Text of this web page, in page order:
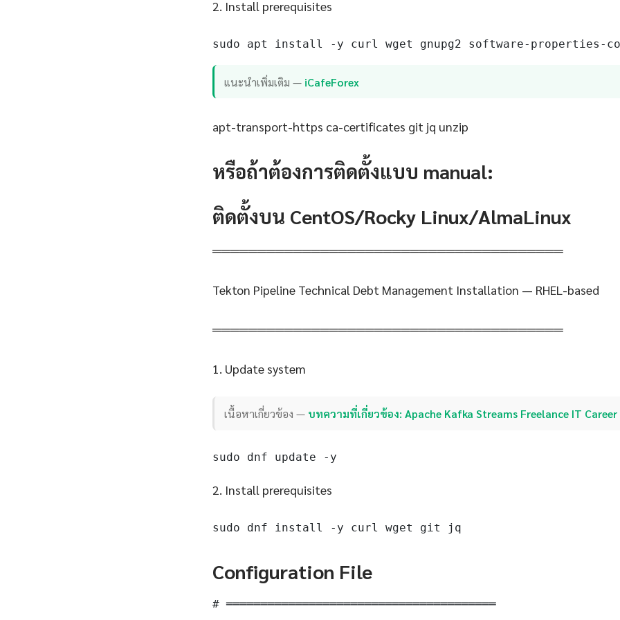
2. Install prerequisites
sudo apt install -y curl wget gnupg2 software-properties-
แนะนำเพิ่มเติม — iCafeForex
apt-transport-https ca-certificates git jq unzip
หรือถ้าต้องการติดตั้งแบบ manual:
ติดตั้งบน CentOS/Rocky Linux/AlmaLinux
═══════════════════════════════════════
Tekton Pipeline Technical Debt Management Installation — RHEL-based
═══════════════════════════════════════
1. Update system
เนื้อหาเกี่ยวข้อง — บทความที่เกี่ยวข้อง: Apache Kafka Streams Freelance IT Career
sudo dnf update -y
2. Install prerequisites
sudo dnf install -y curl wget git jq
Configuration File
# ═══════════════════════════════════════